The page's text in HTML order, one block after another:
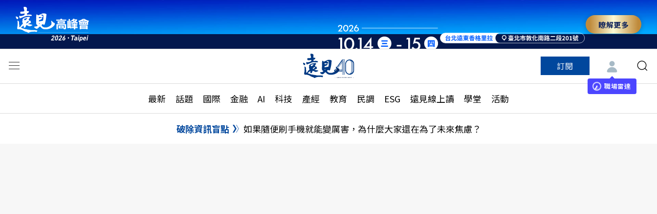
瞭解更多
訂閱
職場雷達
最新 話題 國際 金融 AI 科技 產經 教育 民調 ESG 遠見線上讀 學堂 活動
活動
話題
國際
特輯
大學升學、職涯攻略
縣市施政調查全解析
更多訂閱方案
特色頻道
破除資訊盲點 如果隨便刷手機就能變厲害，為什麼大家還在為了未來焦慮？